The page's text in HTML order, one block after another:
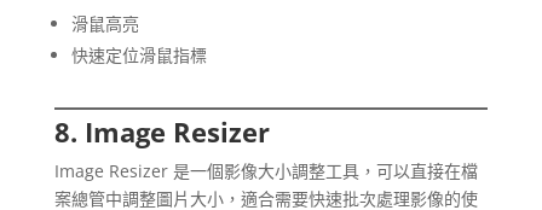
滑鼠高亮
快速定位滑鼠指標
8. Image Resizer
Image Resizer 是一個影像大小調整工具，可以直接在檔
案總管中調整圖片大小，適合需要快速批次處理影像的使